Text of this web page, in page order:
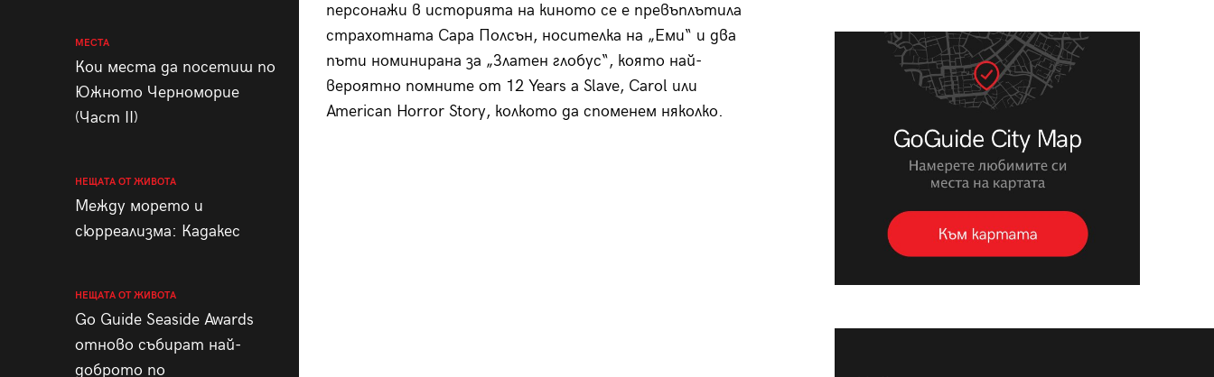
МЕСТА
Кои места да посетиш по
Южното Черноморие
(Част II)
НЕЩАТА ОТ ЖИВОТА
Между морето и
сюрреализма: Кадакес
НЕЩАТА ОТ ЖИВОТА
Go Guide Seaside Awards
отново събират най-
доброто по
персонажи в историята на киното се е превъплътила
страхотната Сара Полсън, носителка на „Еми“ и два
пъти номинирана за „Златен глобус“, която най-
вероятно помните от 12 Years a Slave, Carol или
American Horror Story, колкото да споменем няколко.